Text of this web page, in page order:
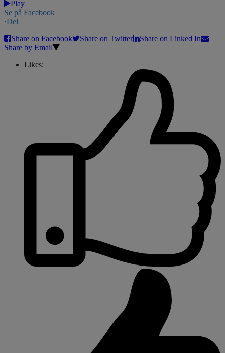
Play
Se på Facebook
·Del
Share on Facebook
Share on Twitter
Share on Linked In
Share by Email
Likes: